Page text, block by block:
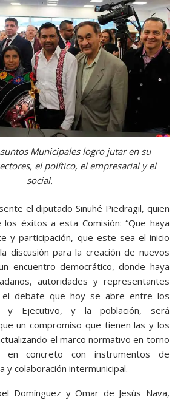
Municipales logro jutar en su
el político, el empresarial y el
social.
el diputado Sinuhé Piedragil, quien
éxitos a esta Comisión: “Que haya
y participación, que este sea el inicio
discusión para la creación de nuevos
encuentro democrático, donde haya
autoridades y representantes
el debate que hoy se abre entre los
y Ejecutivo, y la población, será
un compromiso que tienen las y los
el marco normativo en torno
concreto con instrumentos de
y colaboración intermunicipal.
Domínguez y Omar de Jesús Nava,